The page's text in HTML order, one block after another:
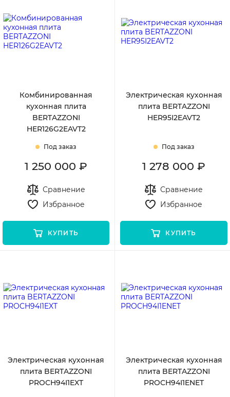
Комбинированная
кухонная плита
BERTAZZONI
HER126G2EAVT2
Под заказ
1 250 000 ₽
Сравнение
Избранное
КУПИТЬ
Электрическая кухонная
плита BERTAZZONI
HER95I2EAVT2
Под заказ
1 278 000 ₽
Сравнение
Избранное
КУПИТЬ
Электрическая кухонная
плита BERTAZZONI
PROCH94I1EXT
Электрическая кухонная
плита BERTAZZONI
PROCH94I1ENET